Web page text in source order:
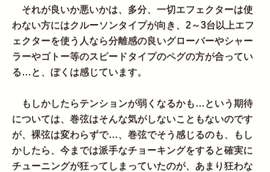
それが良いか悪いかは、多分、一切エフェクターは使
わない方にはクルーソンタイプが向き、2～3台以上エフ
ェクターを使う人なら分離感の良いグローバーやシャー
ラーやゴトー等のスピードタイプのペグの方が合ってい
る…と、ぼくは感じています。
もしかしたらテンションが弱くなるかも…という期待
については、巻弦はそんな気がしないこともないのです
が、裸弦は変わらずで…、巻弦でそう感じるのも、もし
かしたら、今までは派手なチョーキングをすると確実に
チューニングが狂ってしまっていたのが、あまり狂わな